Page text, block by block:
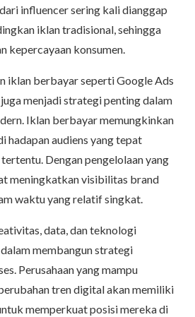
influencer sering kali dianggap
iklan tradisional, sehingga
kepercayaan konsumen.
iklan berbayar seperti Google Ads
menjadi strategi penting dalam
Iklan berbayar memungkinkan
hadapan audiens yang tepat
Dengan pengelolaan yang
meningkatkan visibilitas brand
waktu yang relatif singkat.
data, dan teknologi
membangun strategi
Perusahaan yang mampu
tren digital akan memiliki
memperkuat posisi mereka di